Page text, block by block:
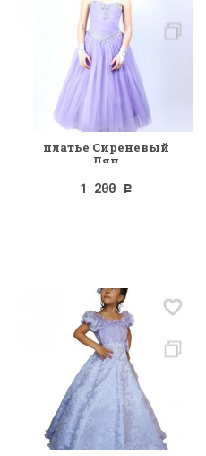
платье Сиреневый
Лян
1 200 Р